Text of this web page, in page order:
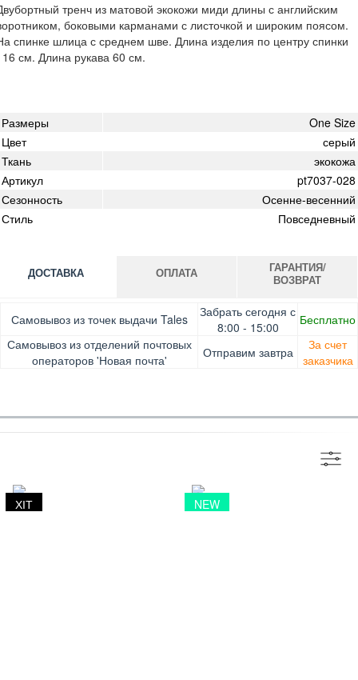
тренч из матовой экокожи миди длины с английским
боковыми карманами с листочкой и широким поясом.
спинке шлица с среднем шве. Длина изделия по центру спинки
см. Длина рукава 60 см.
Размеры
One Size
Цвет
серый
Ткань
экокожа
Артикул
pt7037-028
Сезонность
Осенне-весенний
Стиль
Повседневный
ДОСТАВКА
Самовывоз из точек выдачи Tales
Забрать сегодня с
8:00 - 15:00
Бесплатно
Самовывоз из отделений почтовых
операторов 'Новая почта'
Отправим завтра
За счет
заказчика
ОПЛАТА
Оплата при получении товара, Картой онлайн, Google
Pay, Безналичными для юридических лиц, Безналичными
для физических лиц, Apple Pay, Mastercard, Visa
ГАРАНТИЯ/
ВОЗВРАТ
Гарантия. Обмен/возврат товара в течение 14 дней.
Доставка за счет заказчика
ХІТ NEW